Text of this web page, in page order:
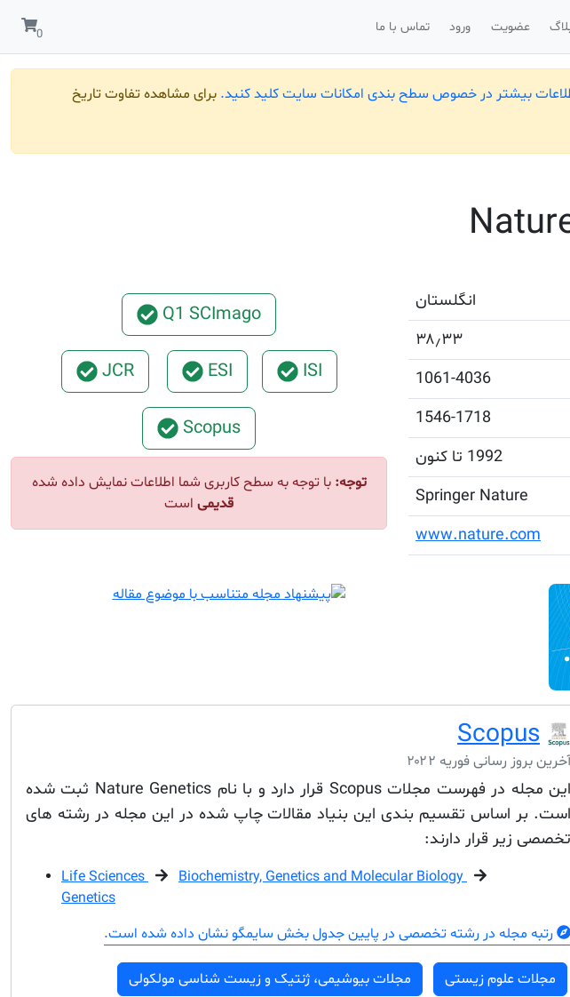
عضویت ورود تماس با ما
بیشتر در خصوص سطح بندی امکانات سایت کلید کنید. برای مشاهده تفاوت تاریخ
انگلستان
۳۸٫۳۳
1061-4036
1546-1718
1992 تا کنون
Springer Nature
www.nature.com
Q1 SCImago
ISI
ESI
JCR
Scopus
توجه: با توجه به سطح کاربری شما اطلاعات نمایش داده شده
قدیمی است
Scopus
آخرین بروز رسانی فوریه ۲۰۲۲
این مجله در فهرست مجلات Scopus قرار دارد و با نام Nature Genetics ثبت شده
است. بر اساس تقسیم بندی این بنیاد مقالات چاپ شده در این مجله در رشته های
تخصصی زیر قرار دارند:
Life Sciences
Biochemistry, Genetics and Molecular Biology
Genetics
رتبه مجله در رشته تخصصی در پایین جدول بخش سایمگو نشان داده شده است.
مجلات علوم زیستی مجلات بیوشیمی، ژنتیک و زیست شناسی مولکولی